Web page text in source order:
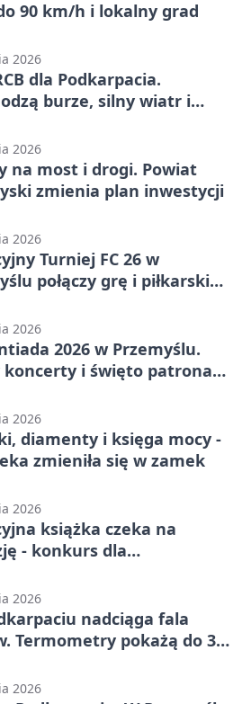
90 km/h i lokalny grad
2026
dla Podkarpacia.
burze, silny wiatr i
2026
na most i drogi. Powiat
zmienia plan inwestycji
2026
Turniej FC 26 w
połączy grę i piłkarski
2026
2026 w Przemyślu.
koncerty i święto patrona
2026
diamenty i księga mocy -
zmieniła się w zamek
2026
książka czeka na
- konkurs dla
2026
nadciąga fala
Termometry pokażą do 36
2026